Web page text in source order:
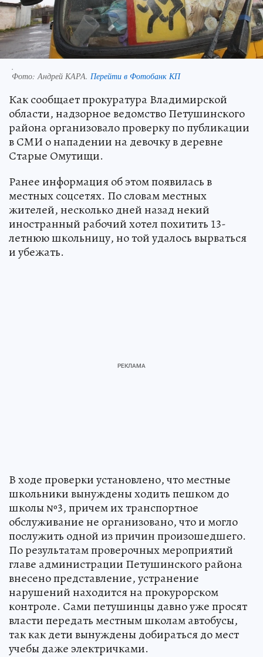
.
Фото: Андрей КАРА. Перейти в Фотобанк КП
Как сообщает прокуратура Владимирской
области, надзорное ведомство Петушинского
района организовало проверку по публикации
в СМИ о нападении на девочку в деревне
Старые Омутищи.
Ранее информация об этом появилась в
местных соцсетях. По словам местных
жителей, несколько дней назад некий
иностранный рабочий хотел похитить 13-
летнюю школьницу, но той удалось вырваться
и убежать.
В ходе проверки установлено, что местные
школьники вынуждены ходить пешком до
школы №3, причем их транспортное
обслуживание не организовано, что и могло
послужить одной из причин произошедшего.
По результатам проверочных мероприятий
главе администрации Петушинского района
внесено представление, устранение
нарушений находится на прокурорском
контроле. Сами петушинцы давно уже просят
власти передать местным школам автобусы,
так как дети вынуждены добираться до мест
учебы даже электричками.